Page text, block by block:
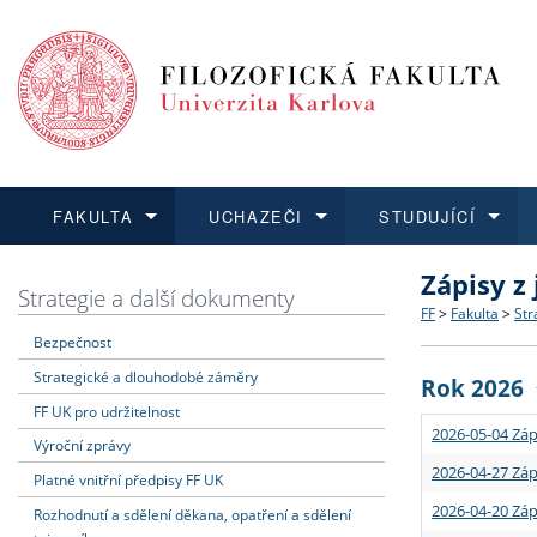
FAKULTA
Dozvědět se více
Struktura
Strategie
Podpora
UCHAZEČI
Podat přihlášku
Co
Učitelské
STUDUJÍCÍ
Dozvědět se více
Rigorózní
Dozvědět se více
O vědě a
Granty a
Dozvědět se více
Aktuální
Strategie a další dokumenty
Bezpečnost
Strategické a dlouhodobé záměry
FF UK pro udržitelnost
Výroční zprávy
Platné vnitřní předpisy FF UK
Rozhodnutí a sdělení děkana, opatření a sdělení
Zápisy
FF > Fakulta >
Rok 2026
2026-05-04
2026-04-27
2026-04-20